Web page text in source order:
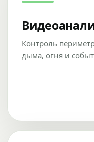
Контроль
дыма, огня и